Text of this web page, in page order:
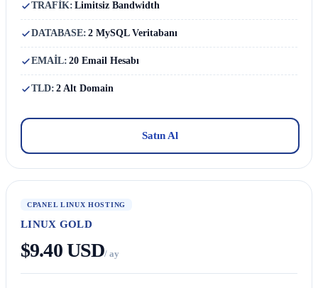
TRAFİK: Limitsiz Bandwidth
DATABASE: 2 MySQL Veritabanı
EMAİL: 20 Email Hesabı
TLD: 2 Alt Domain
Satın Al
CPANEL LINUX HOSTING
LINUX GOLD
$9.40 USD/ ay